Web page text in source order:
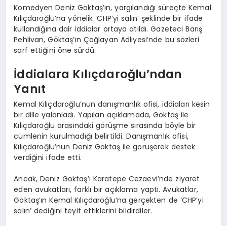
Komedyen Deniz Göktaş’ın, yargılandığı süreçte Kemal
Kılıçdaroğlu’na yönelik ‘CHP’yi salın’ şeklinde bir ifade
kullandığına dair iddialar ortaya atıldı. Gazeteci Barış
Pehlivan, Göktaş’ın Çağlayan Adliyesi’nde bu sözleri
sarf ettiğini öne sürdü.
İddialara Kılıçdaroğlu’ndan
Yanıt
Kemal Kılıçdaroğlu’nun danışmanlık ofisi, iddiaları kesin
bir dille yalanladı. Yapılan açıklamada, Göktaş ile
Kılıçdaroğlu arasındaki görüşme sırasında böyle bir
cümlenin kurulmadığı belirtildi. Danışmanlık ofisi,
Kılıçdaroğlu’nun Deniz Göktaş ile görüşerek destek
verdiğini ifade etti.
Ancak, Deniz Göktaş’ı Karatepe Cezaevi’nde ziyaret
eden avukatları, farklı bir açıklama yaptı. Avukatlar,
Göktaş’ın Kemal Kılıçdaroğlu’na gerçekten de ‘CHP’yi
salın’ dediğini teyit ettiklerini bildirdiler.